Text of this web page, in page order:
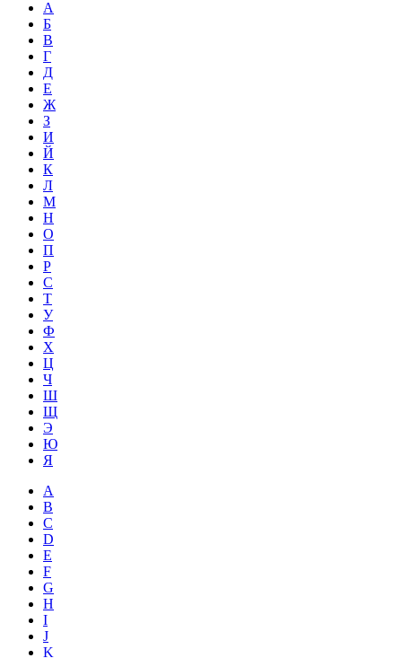
А
Б
В
Г
Д
Е
Ж
З
И
Й
К
Л
М
Н
О
П
Р
С
Т
У
Ф
Х
Ц
Ч
Ш
Щ
Э
Ю
Я
A
B
C
D
E
F
G
H
I
J
K